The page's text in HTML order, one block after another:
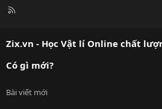
R
Zix.vn - Học Vật lí Online chất
Có gì mới?
Bài viết mới